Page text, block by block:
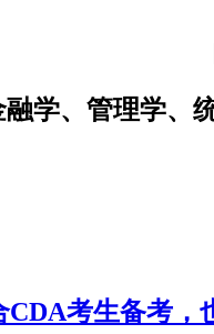
学、管理学、
考生备考，